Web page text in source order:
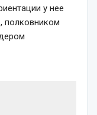
у нее
полковником